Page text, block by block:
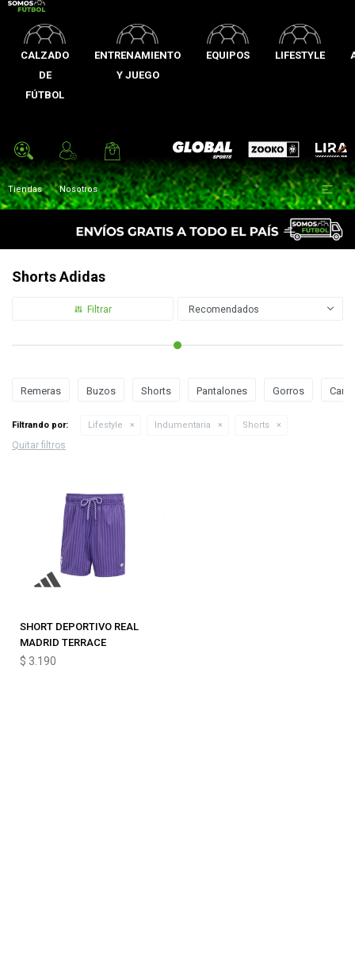
CALZADO
DE
FÚTBOL
ENTRENAMIENTO
Y JUEGO
EQUIPOS LIFESTYLE
Global Sports Zooko Lira
Tiendas Nosotros 
Shorts Adidas
Recomendados
Remeras Buzos Shorts Pantalones Gorros
Filtrando por: Lifestyle Indumentaria Shorts
Quitar filtros
SHORT DEPORTIVO REAL
MADRID TERRACE
$ 3.190